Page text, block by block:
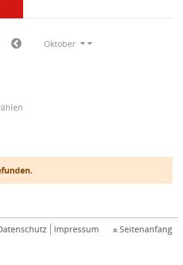
Oktober
Impressum Seitenanfang